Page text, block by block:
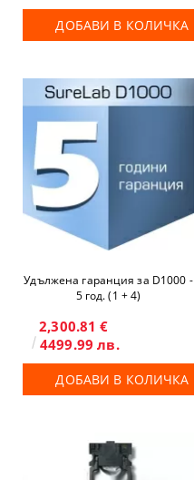
ДОБАВИ В КОЛИЧКА
Удължена гаранция за D1000 -
5 год. (1 + 4)
2,300.81 €
4499.99 лв.
ДОБАВИ В КОЛИЧКА